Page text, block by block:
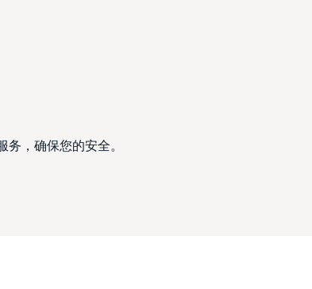
，确保您的安全。